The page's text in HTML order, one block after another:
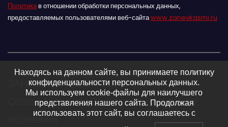
Политикав отношении обработки персональных данных,
предоставляемых пользователями веб-сайтаwww.zanevkasmi.ru
ЗАНЕВСКИЙ ВЕСТНИК 16+
Сетевое издание Заневского городского
поселения
Находясь на данном сайте, вы принимаете политику
конфиденциальности персональных данных.
Мы используем cookie-файлы для наилучшего
представления нашего сайта. Продолжая
использовать этот сайт, вы соглашаетесь с